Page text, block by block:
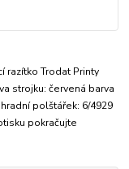
razítko Trodat Printy
strojku: červená barva
polštářek: 6/4929
pokračujte